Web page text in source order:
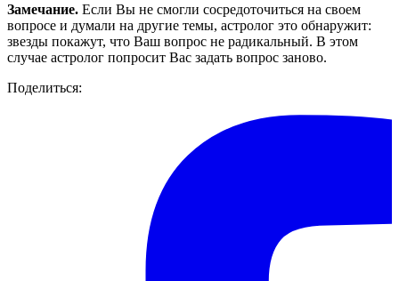
Замечание. Если Вы не смогли сосредоточиться на своем
вопросе и думали на другие темы, астролог это обнаружит:
звезды покажут, что Ваш вопрос не радикальный. В этом
случае астролог попросит Вас задать вопрос заново.
Поделиться: